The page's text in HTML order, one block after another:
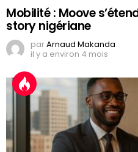
Mobilité : Moove
story nigériane
parArnaud Makanda
il y a environ 4 mois